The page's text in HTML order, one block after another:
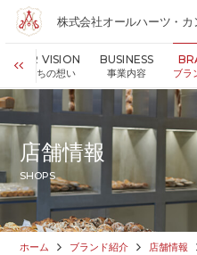
株式会社オールハーツ・カ
OUR VISION
私たちの想い
BUSINESS
事業内容 ブラ
株式会社オールハーツ・カ
店舗検索
HOME
NEWS
OUR VISION
MESSAGE 代
VALUES
BUSINESS 事
店舗情報
SHOPS
ホーム ブランド紹介 店舗情報